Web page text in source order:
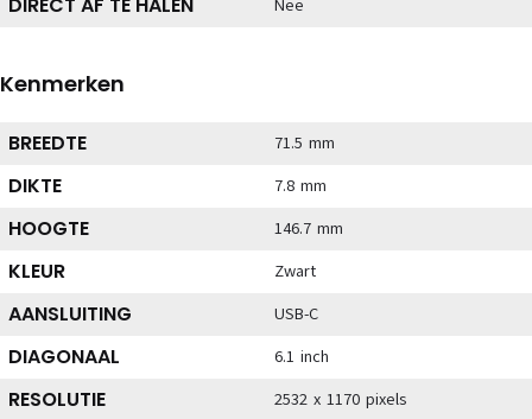
Nee
Kenmerken
BREEDTE 71.5 mm
DIKTE 7.8 mm
HOOGTE 146.7 mm
KLEUR Zwart
AANSLUITING USB-C
DIAGONAAL 6.1 inch
RESOLUTIE 2532 x 1170 pixels